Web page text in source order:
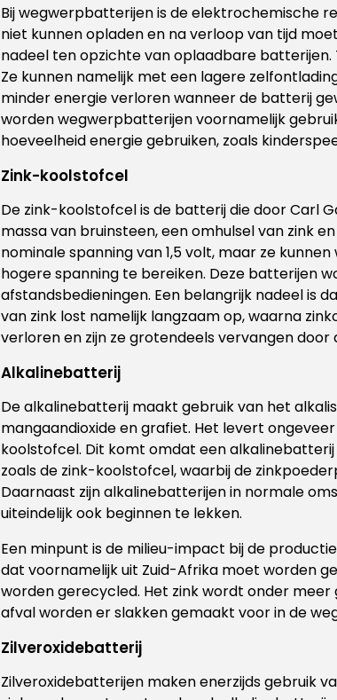
Bij wegwerpbatterijen is de elektrochemische
niet kunnen opladen en na verloop van tijd
nadeel ten opzichte van oplaadbare
Ze kunnen namelijk met een lagere
minder energie verloren wanneer de batterij
worden wegwerpbatterijen voornamelijk
hoeveelheid energie gebruiken, zoals
Zink-koolstofcel
De zink-koolstofcel is de batterij die door Carl
massa van bruinsteen, een omhulsel van zink
nominale spanning van 1,5 volt, maar ze
hogere spanning te bereiken. Deze batterijen
afstandsbedieningen. Een belangrijk nadeel is
van zink lost namelijk langzaam op, waarna
verloren en zijn ze grotendeels vervangen door
Alkalinebatterij
De alkalinebatterij maakt gebruik van het
mangaandioxide en grafiet. Het levert
koolstofcel. Dit komt omdat een
zoals de zink-koolstofcel, waarbij de
Daarnaast zijn alkalinebatterijen in normale
uiteindelijk ook beginnen te lekken.
Een minpunt is de milieu-impact bij de
dat voornamelijk uit Zuid-Afrika moet worden
worden gerecycled. Het zink wordt onder
afval worden er slakken gemaakt voor in de
Zilveroxidebatterij
Zilveroxidebatterijen maken enerzijds gebruik